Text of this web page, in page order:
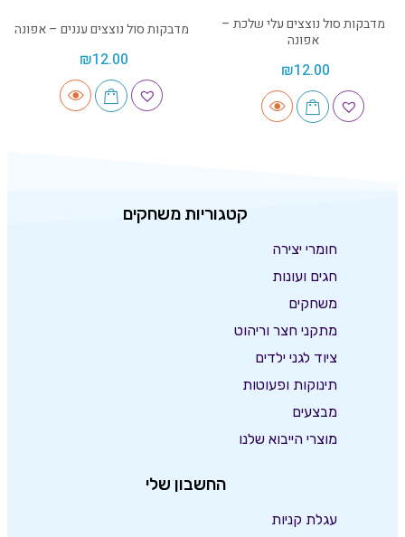
מדבקות סול נוצצים עלי שלכת –
אפונה
₪12.00
מדבקות סול נוצצים עננים – אפונה
₪12.00
קטגוריות משחקים
חומרי יצירה
חגים ועונות
משחקים
מתקני חצר וריהוט
ציוד לגני ילדים
תינוקות ופעוטות
מבצעים
מוצרי הייבוא שלנו
החשבון שלי
עגלת קניות